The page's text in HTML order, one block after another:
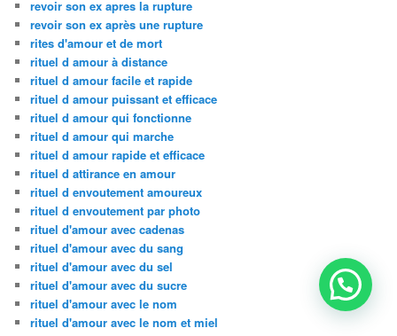
revoir son ex apres la rupture
revoir son ex après une rupture
rites d'amour et de mort
rituel d amour à distance
rituel d amour facile et rapide
rituel d amour puissant et efficace
rituel d amour qui fonctionne
rituel d amour qui marche
rituel d amour rapide et efficace
rituel d attirance en amour
rituel d envoutement amoureux
rituel d envoutement par photo
rituel d'amour avec cadenas
rituel d'amour avec du sang
rituel d'amour avec du sel
rituel d'amour avec du sucre
rituel d'amour avec le nom
rituel d'amour avec le nom et miel